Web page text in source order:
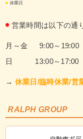
■ 休業日
◉ 営業時間は以下の通
月～金 9:00～19:00
日 13:00～17:00
→ 休業日/臨時休業/営
RALPH GROUP